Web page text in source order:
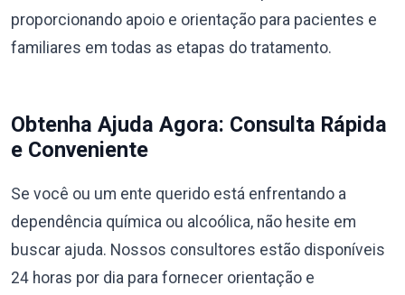
proporcionando apoio e orientação para pacientes e
familiares em todas as etapas do tratamento.
Obtenha Ajuda Agora: Consulta Rápida
e Conveniente
Se você ou um ente querido está enfrentando a
dependência química ou alcoólica, não hesite em
buscar ajuda. Nossos consultores estão disponíveis
24 horas por dia para fornecer orientação e